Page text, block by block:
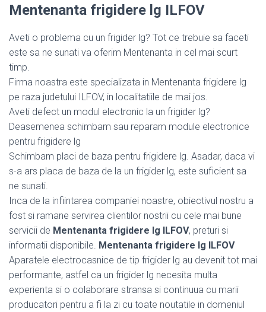
Mentenanta frigidere lg ILFOV
Aveti o problema cu un frigider lg? Tot ce trebuie sa faceti
este sa ne sunati va oferim Mentenanta in cel mai scurt
timp.
Firma noastra este specializata in Mentenanta frigidere lg
pe raza judetului ILFOV, in localitatiile de mai jos.
Aveti defect un modul electronic la un frigider lg?
Deasemenea schimbam sau reparam module electronice
pentru frigidere lg
Schimbam placi de baza pentru frigidere lg. Asadar, daca vi
s-a ars placa de baza de la un frigider lg, este suficient sa
ne sunati.
Inca de la infiintarea companiei noastre, obiectivul nostru a
fost si ramane servirea clientilor nostrii cu cele mai bune
servicii de Mentenanta frigidere lg ILFOV, preturi si
informatii disponibile. Mentenanta frigidere lg ILFOV
Aparatele electrocasnice de tip frigider lg au devenit tot mai
performante, astfel ca un frigider lg necesita multa
experienta si o colaborare stransa si continuua cu marii
producatori pentru a fi la zi cu toate noutatile in domeniul